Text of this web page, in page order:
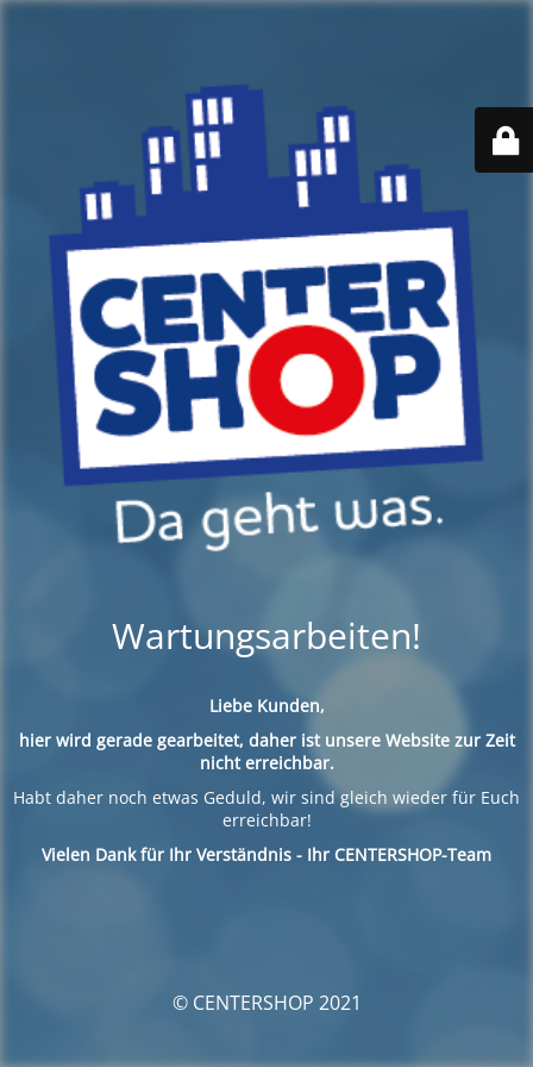
Wartungsarbeiten!
Liebe Kunden,
hier wird gerade gearbeitet, daher ist unsere Website zur Zeit
nicht erreichbar.
Habt daher noch etwas Geduld, wir sind gleich wieder für Euch
erreichbar!
Vielen Dank für Ihr Verständnis - Ihr CENTERSHOP-Team
© CENTERSHOP 2021